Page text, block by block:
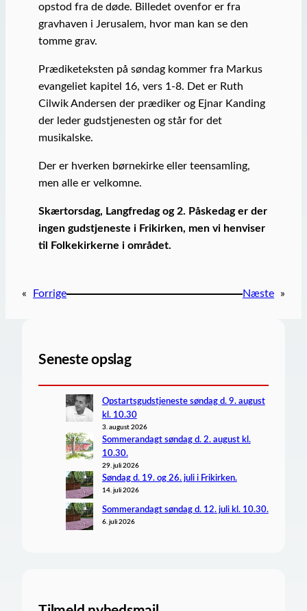
opstod fra de døde. Billedet ovenfor er fra
gravhaven i Jerusalem, hvor man kan se den
tomme grav.
Prædiketeksten på søndag kommer fra Markus
evangeliet kapitel 16, vers 1-8. Det er Ruth
Cilwik Andersen der prædiker og Ejnar Kanding
der leder gudstjenesten og står for det
musikalske.
Der er hverken børnekirke eller teensamling,
men alle er velkomne.
Skærtorsdag, Langfredag og 2. Påskedag er der
ingen gudstjeneste i Frikirken, men vi henviser
til Folkekirkerne i området.
« Forrige Næste »
Seneste opslag
Opstartsgudstjeneste søndag d. 9. august
kl. 10.30
3. august 2026
Sommerandagt søndag d. 2. august kl.
10.30.
29. juli 2026
Søndag d. 19. og 26. juli i Frikirken.
14. juli 2026
Sommerandagt søndag d. 12. juli kl. 10.30.
6. juli 2026